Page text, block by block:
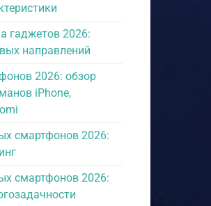
гаджетов 2026:
направлений
2026: обзор
iPhone,
смартфонов 2026:
смартфонов 2026: